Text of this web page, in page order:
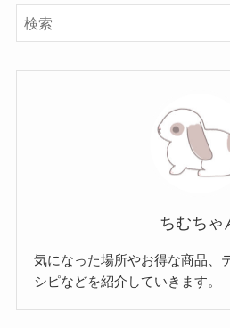
ちむちゃ
気になった場所やお得な商品、
シピなどを紹介していきます。